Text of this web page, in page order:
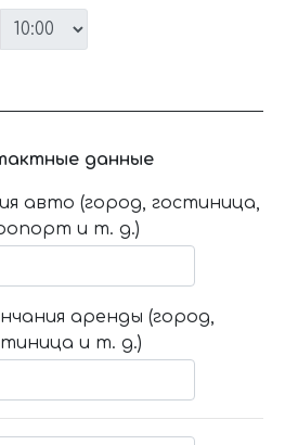
данные
авто (город, гостиница,
и т. д.)
аренды (город,
и т. д.)